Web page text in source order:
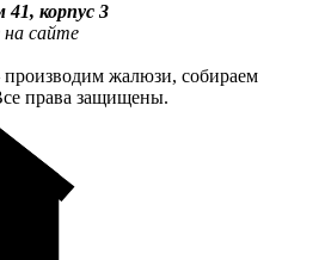
41, корпус 3
сайте
жалюзи, собираем
права защищены.